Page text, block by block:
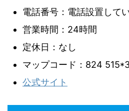
電話番号：電話設置して
営業時間：24時間
定休日：なし
マップコード：824
公式サイト